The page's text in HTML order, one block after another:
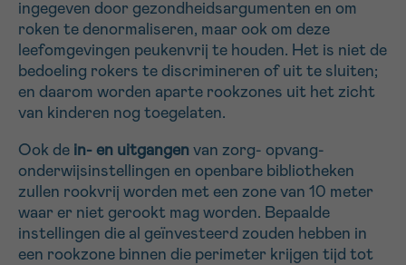
ingegeven door gezondheidsargumenten en om
roken te denormaliseren, maar ook om deze
leefomgevingen peukenvrij te houden. Het is niet de
bedoeling rokers te discrimineren of uit te sluiten;
en daarom worden aparte rookzones uit het zicht
van kinderen nog toegelaten.
Ook de in- en uitgangen van zorg- opvang-
onderwijsinstellingen en openbare bibliotheken
zullen rookvrij worden met een zone van 10 meter
waar er niet gerookt mag worden. Bepaalde
instellingen die al geïnvesteerd zouden hebben in
een rookzone binnen die perimeter krijgen tijd tot